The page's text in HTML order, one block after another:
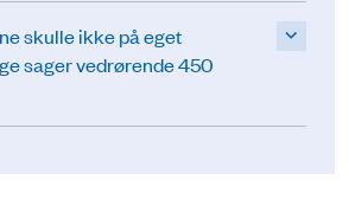
skulle ikke på eget
sager vedrørende 450